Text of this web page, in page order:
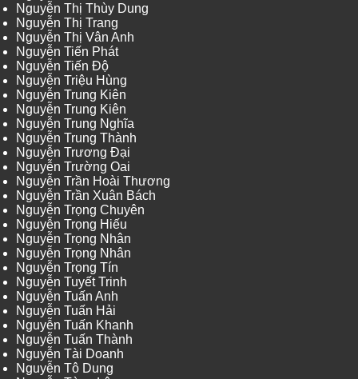
Nguyễn Thị Thùy Dung
Nguyễn Thị Trang
Nguyễn Thị Vân Anh
Nguyễn Tiến Phát
Nguyễn Tiến Độ
Nguyễn Triệu Hùng
Nguyễn Trung Kiên
Nguyễn Trung Kiên
Nguyễn Trung Nghĩa
Nguyễn Trung Thành
Nguyễn Trương Đại
Nguyễn Trường Oai
Nguyễn Trần Hoài Thương
Nguyễn Trần Xuân Bách
Nguyễn Trọng Chuyên
Nguyễn Trọng Hiếu
Nguyễn Trọng Nhân
Nguyễn Trọng Nhân
Nguyễn Trọng Tín
Nguyễn Tuyết Trinh
Nguyễn Tuấn Anh
Nguyễn Tuấn Hải
Nguyễn Tuấn Khanh
Nguyễn Tuấn Thành
Nguyễn Tài Doanh
Nguyễn Tô Dung